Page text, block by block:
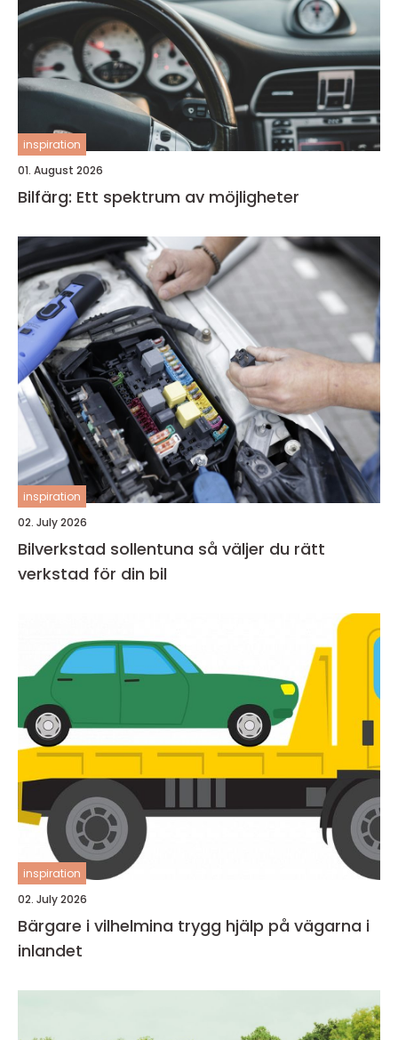
inspiration
01. August 2026
Bilfärg: Ett spektrum av möjligheter
inspiration
02. July 2026
Bilverkstad sollentuna så väljer du rätt
verkstad för din bil
inspiration
02. July 2026
Bärgare i vilhelmina trygg hjälp på vägarna i
inlandet